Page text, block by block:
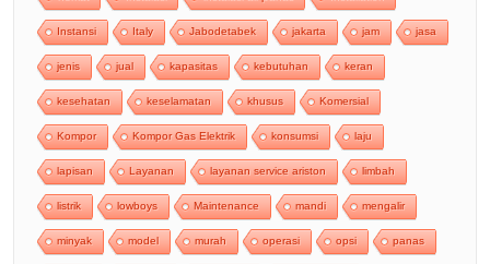
Instansi Italy Jabodetabek jakarta jam jasa
jenis jual kapasitas kebutuhan keran
kesehatan keselamatan khusus Komersial
Kompor Kompor Gas Elektrik konsumsi laju
lapisan Layanan layanan service ariston limbah
listrik lowboys Maintenance mandi mengalir
minyak model murah operasi opsi panas